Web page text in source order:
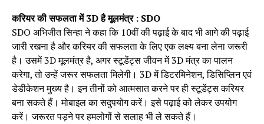
करियर की सफलता में 3D है मूलमंत्र : SDO
SDO अभिजीत सिन्हा ने कहा कि 10वीं की पढ़ाई के बाद भी आगे की पढ़ाई
जारी रखना है और करियर की सफलता के लिए एक लक्ष्य बना लेना जरूरी
है। उसमें 3D मूलमंत्र है, अगर स्टूडेंट्स जीवन में 3D मंत्र का पालन
करेगा, तो उन्हें जरूर सफलता मिलेगी। 3D में डिटरमिनेशन, डिसिप्लिन एवं
डेडीकेशन मुख्य है। इन तीनों को आत्मसात करने पर ही स्टूडेंट्स करियर
बना सकते हैं। मोबाइल का सदुपयोग करें। इसे पढ़ाई को लेकर उपयोग
करें। जरूरत पड़ने पर हमलोगों से सलाह भी ले सकते हैं।